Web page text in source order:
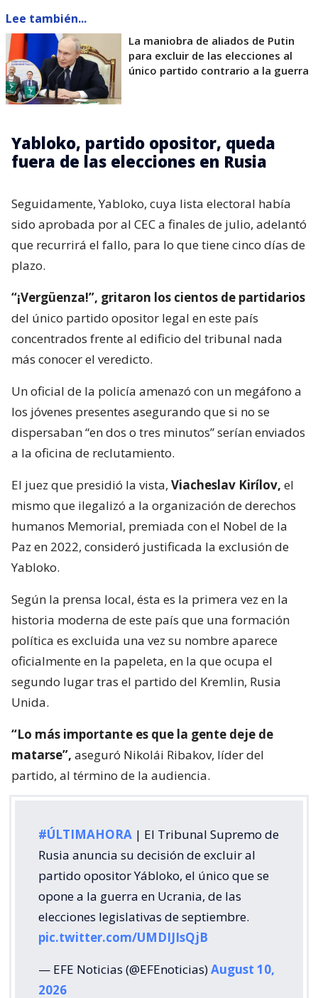
Lee también...
La maniobra de aliados de Putin
para excluir de las elecciones al
único partido contrario a la guerra
Yabloko, partido opositor, queda
fuera de las elecciones en Rusia
Seguidamente, Yabloko, cuya lista electoral había
sido aprobada por al CEC a finales de julio, adelantó
que recurrirá el fallo, para lo que tiene cinco días de
plazo.
“¡Vergüenza!”, gritaron los cientos de partidarios
del único partido opositor legal en este país
concentrados frente al edificio del tribunal nada
más conocer el veredicto.
Un oficial de la policía amenazó con un megáfono a
los jóvenes presentes asegurando que si no se
dispersaban “en dos o tres minutos” serían enviados
a la oficina de reclutamiento.
El juez que presidió la vista, Viacheslav Kirílov, el
mismo que ilegalizó a la organización de derechos
humanos Memorial, premiada con el Nobel de la
Paz en 2022, consideró justificada la exclusión de
Yabloko.
Según la prensa local, ésta es la primera vez en la
historia moderna de este país que una formación
política es excluida una vez su nombre aparece
oficialmente en la papeleta, en la que ocupa el
segundo lugar tras el partido del Kremlin, Rusia
Unida.
“Lo más importante es que la gente deje de
matarse”, aseguró Nikolái Ribakov, líder del
partido, al término de la audiencia.
#ÚLTIMAHORA | El Tribunal Supremo de
Rusia anuncia su decisión de excluir al
partido opositor Yábloko, el único que se
opone a la guerra en Ucrania, de las
elecciones legislativas de septiembre.
pic.twitter.com/UMDIJIsQjB
— EFE Noticias (@EFEnoticias)August 10,
2026